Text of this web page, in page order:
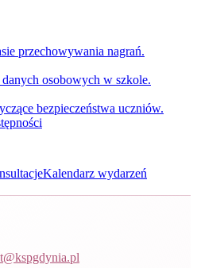
przechowywania nagrań.
osobowych w szkole.
bezpieczeństwa uczniów.
Kalendarz wydarzeń